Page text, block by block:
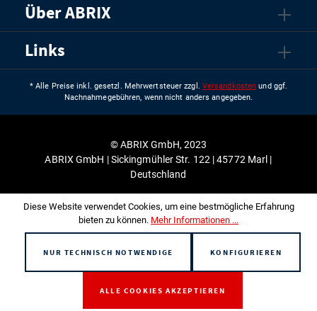
Über ABRIX
Links
* Alle Preise inkl. gesetzl. Mehrwertsteuer zzgl. Versandkosten und ggf.
Nachnahmegebühren, wenn nicht anders angegeben.
© ABRIX GmbH, 2023
ABRIX GmbH | Sickingmühler Str. 122 | 45772 Marl |
Deutschland
Diese Website verwendet Cookies, um eine bestmögliche Erfahrung
bieten zu können. Mehr Informationen ...
NUR TECHNISCH NOTWENDIGE KONFIGURIEREN
ALLE COOKIES AKZEPTIEREN